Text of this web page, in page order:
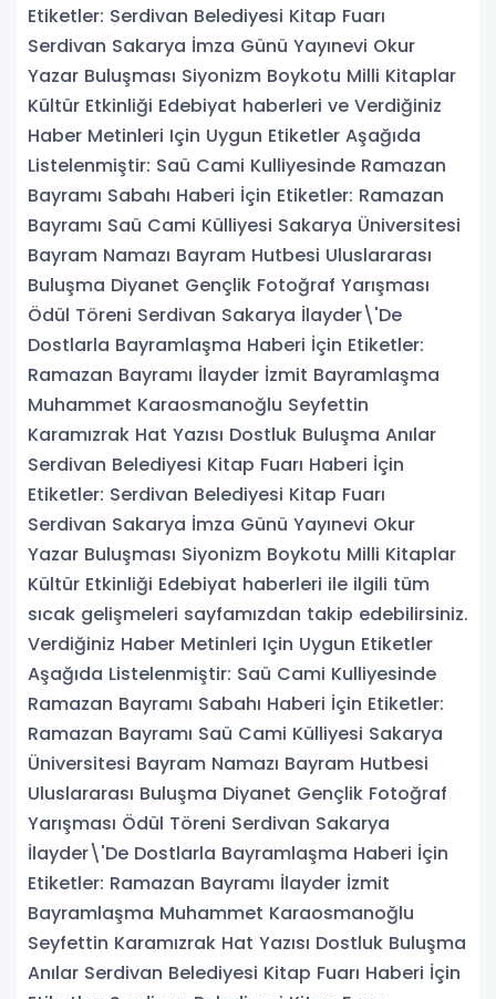
Etiketler: Serdivan Belediyesi Kitap Fuarı
Serdivan Sakarya İmza Günü Yayınevi Okur
Yazar Buluşması Siyonizm Boykotu Milli Kitaplar
Kültür Etkinliği Edebiyat haberleri ve Verdiğiniz
Haber Metinleri Için Uygun Etiketler Aşağıda
Listelenmiştir: Saü Cami Kulliyesinde Ramazan
Bayramı Sabahı Haberi İçin Etiketler: Ramazan
Bayramı Saü Cami Külliyesi Sakarya Üniversitesi
Bayram Namazı Bayram Hutbesi Uluslararası
Buluşma Diyanet Gençlik Fotoğraf Yarışması
Ödül Töreni Serdivan Sakarya İlayder\'De
Dostlarla Bayramlaşma Haberi İçin Etiketler:
Ramazan Bayramı İlayder İzmit Bayramlaşma
Muhammet Karaosmanoğlu Seyfettin
Karamızrak Hat Yazısı Dostluk Buluşma Anılar
Serdivan Belediyesi Kitap Fuarı Haberi İçin
Etiketler: Serdivan Belediyesi Kitap Fuarı
Serdivan Sakarya İmza Günü Yayınevi Okur
Yazar Buluşması Siyonizm Boykotu Milli Kitaplar
Kültür Etkinliği Edebiyat haberleri ile ilgili tüm
sıcak gelişmeleri sayfamızdan takip edebilirsiniz.
Verdiğiniz Haber Metinleri Için Uygun Etiketler
Aşağıda Listelenmiştir: Saü Cami Kulliyesinde
Ramazan Bayramı Sabahı Haberi İçin Etiketler:
Ramazan Bayramı Saü Cami Külliyesi Sakarya
Üniversitesi Bayram Namazı Bayram Hutbesi
Uluslararası Buluşma Diyanet Gençlik Fotoğraf
Yarışması Ödül Töreni Serdivan Sakarya
İlayder\'De Dostlarla Bayramlaşma Haberi İçin
Etiketler: Ramazan Bayramı İlayder İzmit
Bayramlaşma Muhammet Karaosmanoğlu
Seyfettin Karamızrak Hat Yazısı Dostluk Buluşma
Anılar Serdivan Belediyesi Kitap Fuarı Haberi İçin